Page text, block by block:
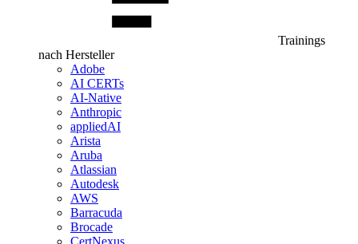
Trainings
nach Hersteller
Adobe
AI CERTs
AI-Native
Anthropic
appliedAI
Arista
Aruba
Atlassian
Autodesk
AWS
Barracuda
Brocade
CertNexus